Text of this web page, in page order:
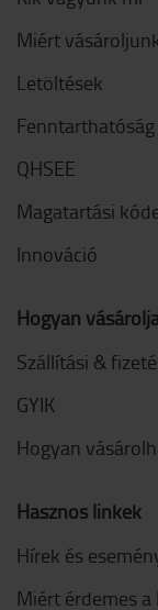
Miért
Letöltések
Fenntarthatóság
QHSEE
Magatartási
Innováció
Hogyan
Szállítási &
GYIK
Hogyan
Hasznos linkek
Hírek és
Miért érdemes